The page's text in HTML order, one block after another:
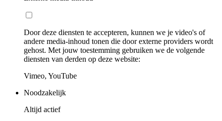
Door deze diensten te accepteren, kunnen we je video's of
andere media-inhoud tonen die door externe providers wordt
gehost. Met jouw toestemming gebruiken we de volgende
diensten van derden op deze website:
Vimeo, YouTube
Noodzakelijk
Altijd actief